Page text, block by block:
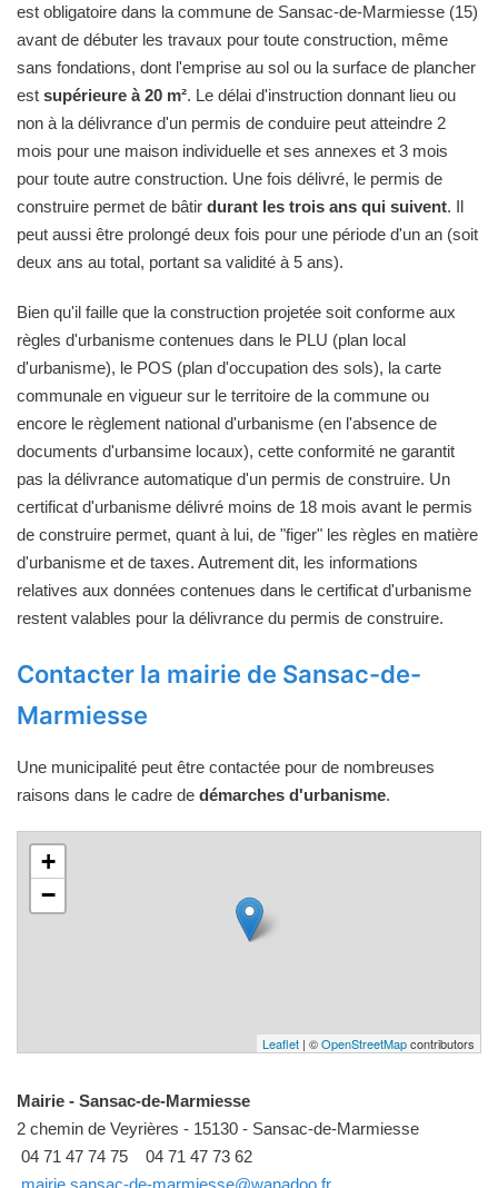
est obligatoire dans la commune de Sansac-de-Marmiesse (15)
avant de débuter les travaux pour toute construction, même
sans fondations, dont l'emprise au sol ou la surface de plancher
est supérieure à 20 m². Le délai d'instruction donnant lieu ou
non à la délivrance d'un permis de conduire peut atteindre 2
mois pour une maison individuelle et ses annexes et 3 mois
pour toute autre construction. Une fois délivré, le permis de
construire permet de bâtir durant les trois ans qui suivent. Il
peut aussi être prolongé deux fois pour une période d'un an (soit
deux ans au total, portant sa validité à 5 ans).
Bien qu'il faille que la construction projetée soit conforme aux
règles d'urbanisme contenues dans le PLU (plan local
d'urbanisme), le POS (plan d'occupation des sols), la carte
communale en vigueur sur le territoire de la commune ou
encore le règlement national d'urbanisme (en l'absence de
documents d'urbansime locaux), cette conformité ne garantit
pas la délivrance automatique d'un permis de construire. Un
certificat d'urbanisme délivré moins de 18 mois avant le permis
de construire permet, quant à lui, de "figer" les règles en matière
d'urbanisme et de taxes. Autrement dit, les informations
relatives aux données contenues dans le certificat d'urbanisme
restent valables pour la délivrance du permis de construire.
Contacter la mairie de Sansac-de-
Marmiesse
Une municipalité peut être contactée pour de nombreuses
raisons dans le cadre de démarches d'urbanisme.
+
−
Leaflet | ©OpenStreetMapcontributors
Mairie - Sansac-de-Marmiesse
2 chemin de Veyrières - 15130 - Sansac-de-Marmiesse
04 71 47 74 75
04 71 47 73 62
mairie.sansac-de-marmiesse@wanadoo.fr